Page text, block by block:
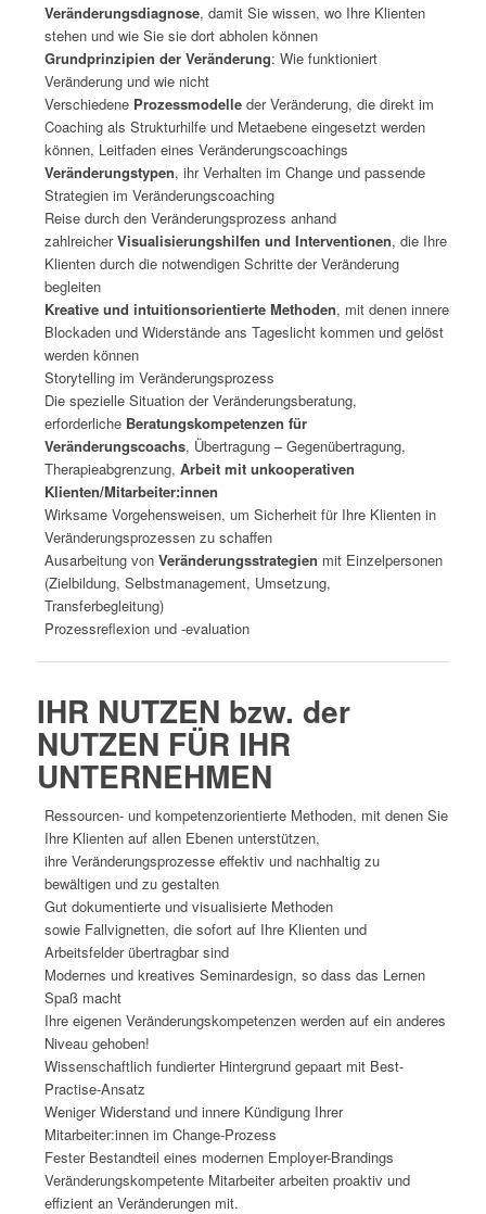
Veränderungsdiagnose, damit Sie wissen, wo Ihre Klienten
stehen und wie Sie sie dort abholen können
Grundprinzipien der Veränderung: Wie funktioniert
Veränderung und wie nicht
Verschiedene Prozessmodelleder Veränderung, die direkt im
Coaching als Strukturhilfe und Metaebene eingesetzt werden
können, Leitfaden eines Veränderungscoachings
Veränderungstypen, ihr Verhalten im Change und passende
Strategien im Veränderungscoaching
Reise durch den Veränderungsprozess anhand
zahlreicherVisualisierungshilfen und Interventionen, die Ihre
Klienten durch die notwendigen Schritte der Veränderung
begleiten
Kreative und intuitionsorientierte Methoden, mit denen innere
Blockaden und Widerstände ans Tageslicht kommen und gelöst
werden können
Storytelling im Veränderungsprozess
Die spezielle Situation der Veränderungsberatung,
erforderliche Beratungskompetenzen für
Veränderungscoachs, Übertragung – Gegenübertragung,
Therapieabgrenzung, Arbeit mit unkooperativen
Klienten/Mitarbeiter:innen
Wirksame Vorgehensweisen, um Sicherheit für Ihre Klienten in
Veränderungsprozessen zu schaffen
Ausarbeitung von Veränderungsstrategien mit Einzelpersonen
(Zielbildung, Selbstmanagement, Umsetzung,
Transferbegleitung)
Prozessreflexion und -evaluation
IHR NUTZEN bzw. der
NUTZEN FÜR IHR
UNTERNEHMEN
Ressourcen- und kompetenzorientierte Methoden, mit denen Sie
Ihre Klienten auf allen Ebenen unterstützen,
ihre Veränderungsprozesse effektiv und nachhaltig zu
bewältigen und zu gestalten
Gut dokumentierte und visualisierte Methoden
sowie Fallvignetten, die sofort auf Ihre Klienten und
Arbeitsfelder übertragbar sind
Modernes und kreatives Seminardesign, so dass das Lernen
Spaß macht
Ihre eigenen Veränderungskompetenzen werden auf ein anderes
Niveau gehoben!
Wissenschaftlich fundierter Hintergrund gepaart mit Best-
Practise-Ansatz
Weniger Widerstand und innere Kündigung Ihrer
Mitarbeiter:innen im Change-Prozess
Fester Bestandteil eines modernen Employer-Brandings
Veränderungskompetente Mitarbeiter arbeiten proaktiv und
effizient an Veränderungen mit.